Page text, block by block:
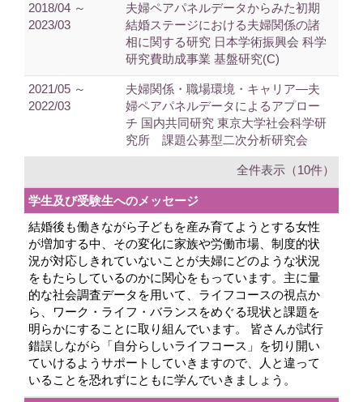
2018/04 ～
2023/03
夫婦ペアパネルデータからみた初期
結婚ステージにおける夫婦関係の諸
相に関する研究 日本学術振興会 科学
研究費助成事業 基盤研究(C)
2021/05 ～
2022/03
夫婦関係・職場環境・キャリア―夫
婦ペアパネルデータによるアプロー
チ 国内共同研究 東京大学社会科学研
究所 課題公募型二次分析研究会
全件表示（10件）
学生及び受験生へのメッセージ
結婚後も働きながら子どもを産み育てようとする女性
が増加する中、その変化に家族や労働市場、制度的状
況が対応しきれていないことが夫婦にどのような状況
をもたらしているのかに関心をもっています。主に量
的な社会調査データを用いて、ライフコースの視点か
ら、ワーク・ライフ・バランスをめぐる現状と課題を
明らかにすることに取り組んでいます。 皆さんが試行
錯誤しながら「自分らしいライフコース」を切り開い
ていけるようサポートしていきますので、人と違って
いることを恐れずにともに学んでいきましょう。